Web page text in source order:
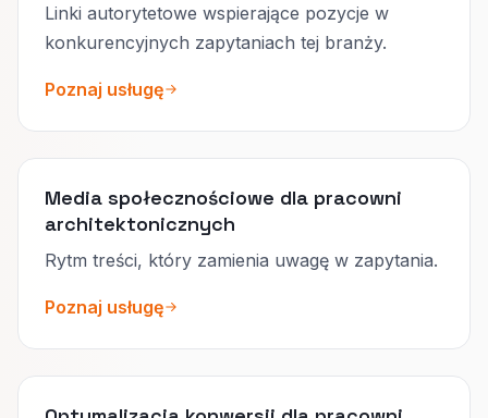
Linki autorytetowe wspierające pozycje w
konkurencyjnych zapytaniach tej branży.
Poznaj usługę
Media społecznościowe dla pracowni
architektonicznych
Rytm treści, który zamienia uwagę w zapytania.
Poznaj usługę